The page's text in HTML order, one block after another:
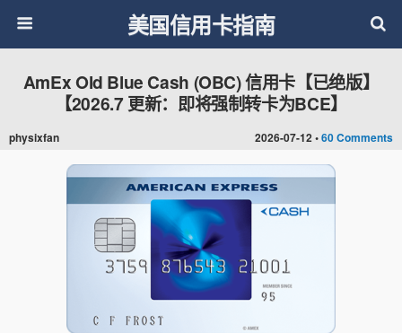
美国信用卡指南
2026-07-12 •60 Comments
AmEx Old Blue Cash (OBC) 信用卡【已绝版】
【2026.7 更新：即将强制转卡为BCE】
physixfan